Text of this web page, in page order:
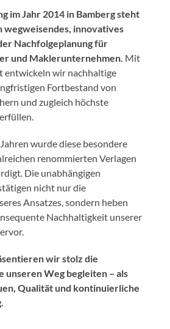
im Jahr 2014 in Bamberg steht
wegweisendes, innovatives
Nachfolgeplanung für
und Maklerunternehmen. Mit
entwickeln wir nachhaltige
Fortbestand von
und zugleich höchste
wurde diese besondere
renommierten Verlagen
Die unabhängigen
nicht nur die
Ansatzes, sondern heben
Nachhaltigkeit unserer
wir stolz die
unseren Weg begleiten – als
Qualität und kontinuierliche